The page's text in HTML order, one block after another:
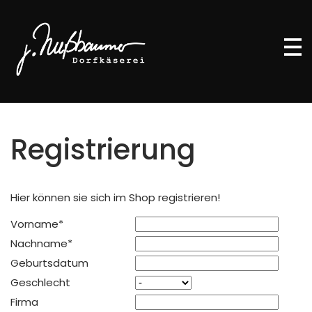
Registrierung
Hier können sie sich im Shop registrieren!
Pflichtfeld
Vorname*
Pflichtfeld
Nachname*
Geburtsdatum
Geschlecht
Firma